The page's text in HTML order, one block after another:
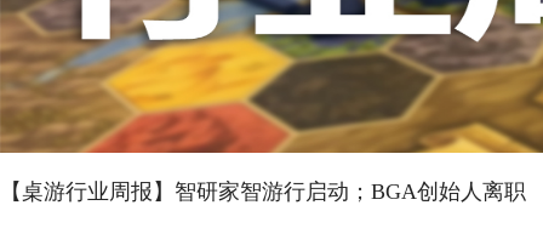
【桌游行业周报】智研家智游行启动；BGA创始人离职